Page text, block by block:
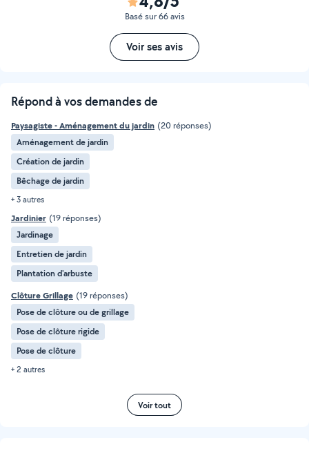
Basé sur 66 avis
Voir ses avis
Répond à vos demandes de
Paysagiste - Aménagement du jardin (20 réponses)
Aménagement de jardin
Création de jardin
Bêchage de jardin
+ 3 autres
Jardinier (19 réponses)
Jardinage
Entretien de jardin
Plantation d'arbuste
Clôture Grillage (19 réponses)
Pose de clôture ou de grillage
Pose de clôture rigide
Pose de clôture
+ 2 autres
Voir tout